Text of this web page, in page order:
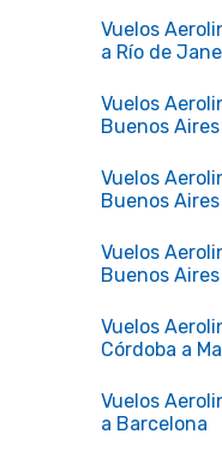
Vuelos
a Río de
Vuelos
Buenos
Vuelos
Buenos
Vuelos
Buenos
Vuelos
Córdoba a
Vuelos
a Barcelona